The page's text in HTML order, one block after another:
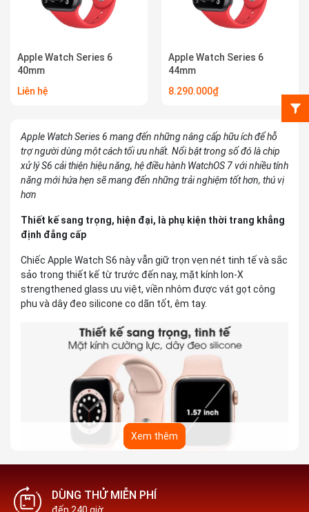
Apple Watch Series 6
40mm
Liên hệ
Apple Watch Series 6
44mm
8.290.000₫
Apple Watch Series 6 mang đến những nâng cấp hữu ích để hỗ
trợ người dùng một cách tối ưu nhất. Nổi bật trong số đó là chip
xử lý S6 cải thiện hiệu năng, hệ điều hành WatchOS 7 với nhiều tính
năng mới hứa hẹn sẽ mang đến những trải nghiệm tốt hơn, thú vị
hơn
Thiết kế sang trọng, hiện đại, là phụ kiện thời trang khẳng
định đẳng cấp
Chiếc Apple Watch S6 này vẫn giữ trọn vẹn nét tinh tế và sắc
sảo trong thiết kế từ trước đến nay, mặt kính Ion-X
strengthened glass ưu việt, viền nhôm được vát gọt công
phu và dây đeo silicone co dãn tốt, êm tay.
Công nghệ mới giúp bạn quản lý và theo dõi sức khỏe của
bản thân dễ dàng, khoa học hơn
Xem thêm
DÙNG THỬ MIỄN PHÍ